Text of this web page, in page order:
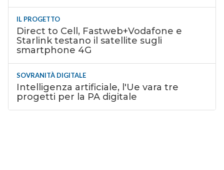
IL PROGETTO
Direct to Cell, Fastweb+Vodafone e
Starlink testano il satellite sugli
smartphone 4G
SOVRANITÀ DIGITALE
Intelligenza artificiale, l'Ue vara tre
progetti per la PA digitale